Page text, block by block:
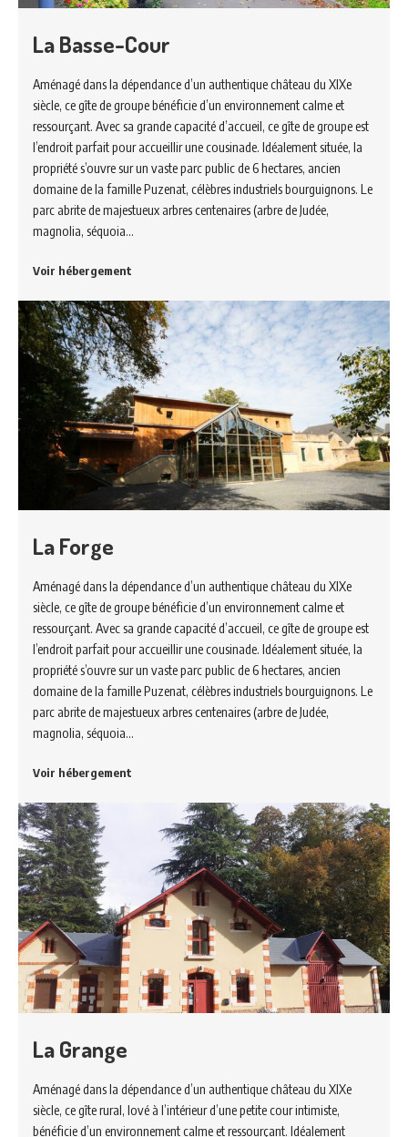
La Basse-Cour
Aménagé dans la dépendance d’un authentique château du XIXe
siècle, ce gîte de groupe bénéficie d’un environnement calme et
ressourçant. Avec sa grande capacité d’accueil, ce gîte de groupe est
l’endroit parfait pour accueillir une cousinade. Idéalement située, la
propriété s’ouvre sur un vaste parc public de 6 hectares, ancien
domaine de la famille Puzenat, célèbres industriels bourguignons. Le
parc abrite de majestueux arbres centenaires (arbre de Judée,
magnolia, séquoia…
Voir hébergement
La Forge
Aménagé dans la dépendance d’un authentique château du XIXe
siècle, ce gîte de groupe bénéficie d’un environnement calme et
ressourçant. Avec sa grande capacité d’accueil, ce gîte de groupe est
l’endroit parfait pour accueillir une cousinade. Idéalement située, la
propriété s’ouvre sur un vaste parc public de 6 hectares, ancien
domaine de la famille Puzenat, célèbres industriels bourguignons. Le
parc abrite de majestueux arbres centenaires (arbre de Judée,
magnolia, séquoia…
Voir hébergement
La Grange
Aménagé dans la dépendance d’un authentique château du XIXe
siècle, ce gîte rural, lové à l’intérieur d’une petite cour intimiste,
bénéficie d’un environnement calme et ressourçant. Idéalement